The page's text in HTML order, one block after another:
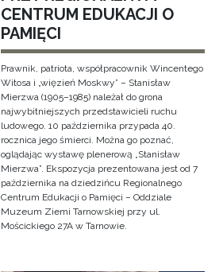
CENTRUM EDUKACJI O
PAMIĘCI
Prawnik, patriota, współpracownik Wincentego
Witosa i „więzień Moskwy” – Stanisław
Mierzwa (1905–1985) należał do grona
najwybitniejszych przedstawicieli ruchu
ludowego. 10 października przypada 40.
rocznica jego śmierci. Można go poznać,
oglądając wystawę plenerową „Stanisław
Mierzwa”. Ekspozycja prezentowana jest od 7
października na dziedzińcu Regionalnego
Centrum Edukacji o Pamięci – Oddziale
Muzeum Ziemi Tarnowskiej przy ul.
Mościckiego 27A w Tarnowie.